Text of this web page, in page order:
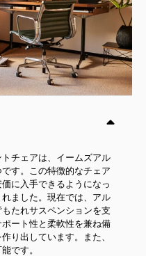
チェアは、イームズアル
す。この特徴的なチェア
に入手できるようになっ
ました。現在では、アル
たれサスペンションを支
ート性と柔軟性を兼ね備
り出しています。また、
です。